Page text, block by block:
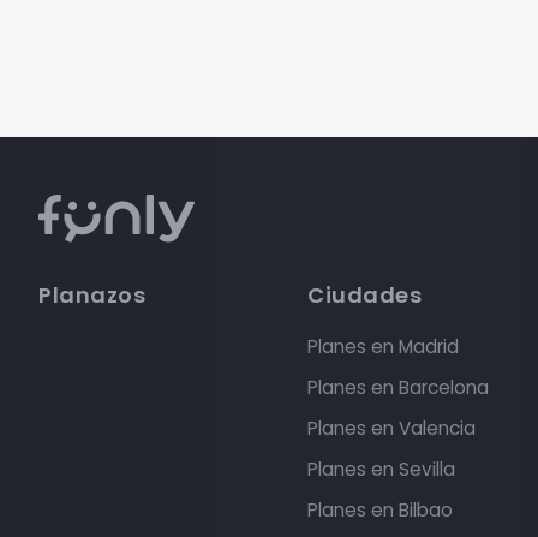
Planazos Ciudades
Planes en Madrid
Planes en Barcelona
Planes en Valencia
Planes en Sevilla
Planes en Bilbao